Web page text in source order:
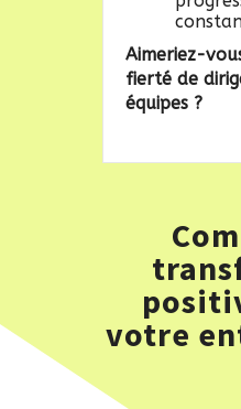
Aimeriez-
fierté de
équipes ?
votre